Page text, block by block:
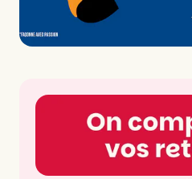
Relations internationales